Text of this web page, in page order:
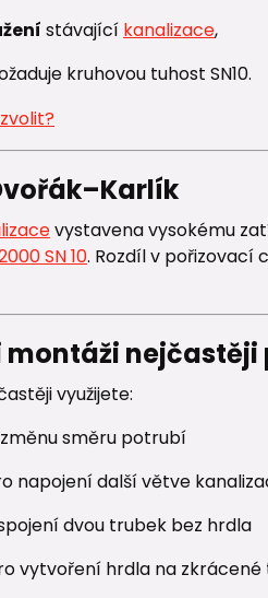
stávající kanalizace,
kruhovou tuhost SN10.
vystavena vysokému
SN 10. Rozdíl v pořizovací
montáži
využijete:
směru potrubí
napojení další větve
dvou trubek bez hrdla
vytvoření hrdla na